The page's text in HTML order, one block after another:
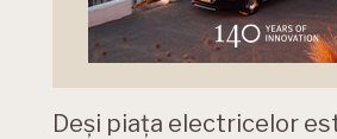
Deși piața electricelor